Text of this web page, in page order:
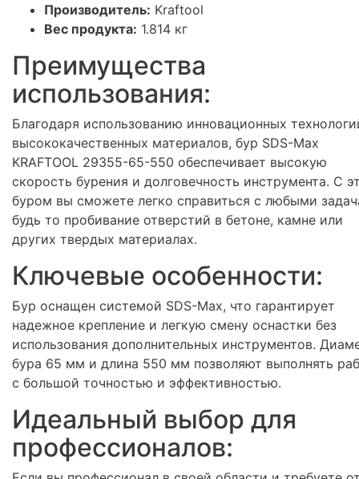
Производитель: Kraftool
Вес продукта: 1.814 кг
Преимущества
использования:
Благодаря использованию инновационных
высококачественных материалов, бур SDS-Max
KRAFTOOL 29355-65-550 обеспечивает высокую
скорость бурения и долговечность инструмента. С
буром вы сможете легко справиться с любыми
будь то пробивание отверстий в бетоне, камне или
других твердых материалах.
Ключевые особенности:
Бур оснащен системой SDS-Max, что гарантирует
надежное крепление и легкую смену оснастки без
использования дополнительных инструментов.
бура 65 мм и длина 550 мм позволяют выполнять
с большой точностью и эффективностью.
Идеальный выбор для
профессионалов: